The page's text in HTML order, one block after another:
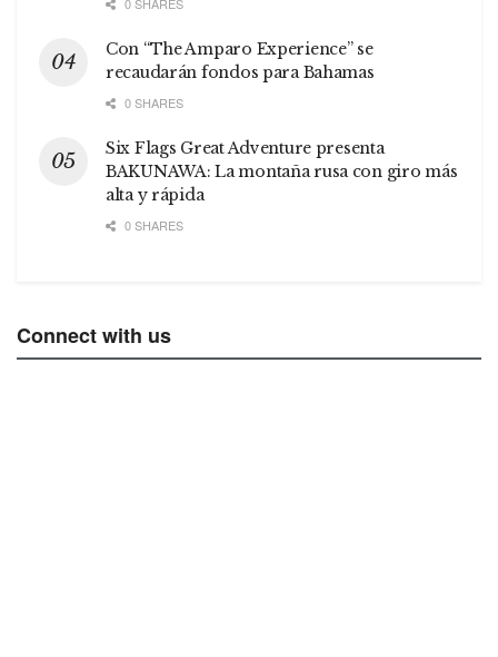
0 SHARES
Con “The Amparo Experience” se
recaudarán fondos para Bahamas
0 SHARES
Six Flags Great Adventure presenta
BAKUNAWA: La montaña rusa con giro más
alta y rápida
0 SHARES
Connect with us